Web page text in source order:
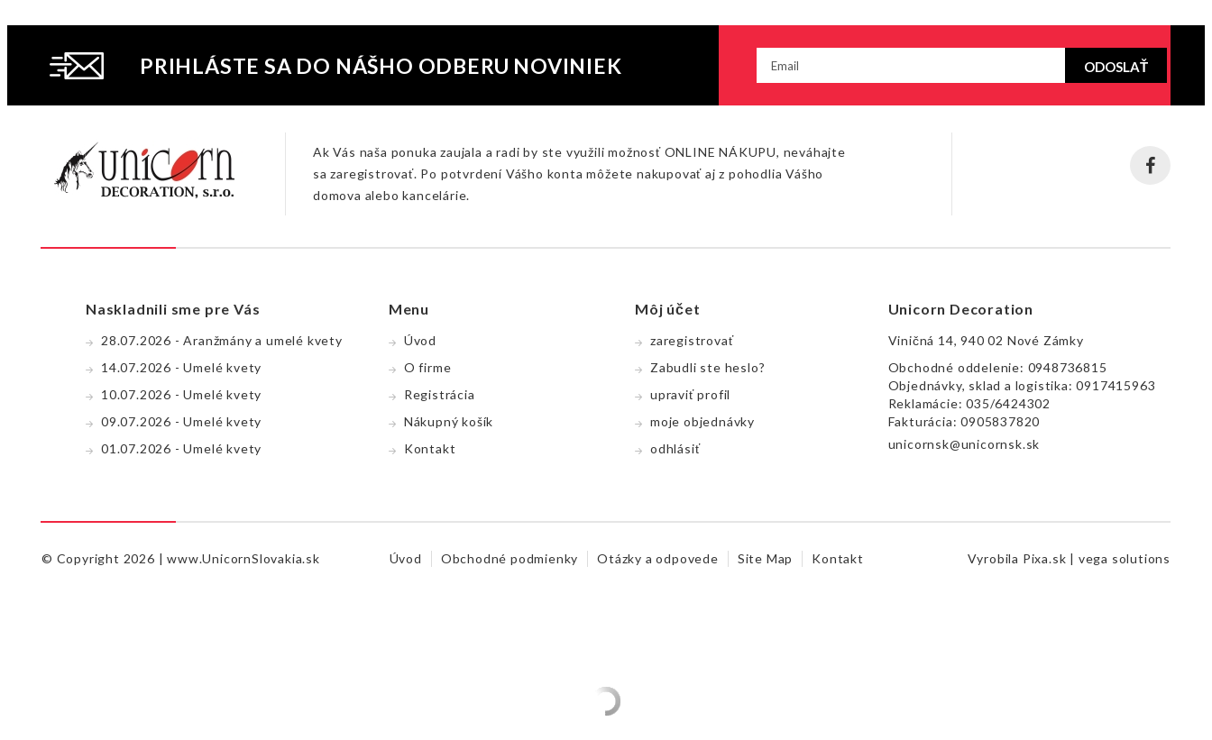
PRIHLÁSTE SA DO NÁŠHO ODBERU NOVINIEK ODOSLAŤ
Ak Vás naša ponuka zaujala a radi by ste využili možnosť ONLINE NÁKUPU, neváhajte
sa zaregistrovať. Po potvrdení Vášho konta môžete nakupovať aj z pohodlia Vášho
domova alebo kancelárie.
Naskladnili sme pre Vás
28.07.2026 - Aranžmány a umelé kvety
14.07.2026 - Umelé kvety
10.07.2026 - Umelé kvety
09.07.2026 - Umelé kvety
01.07.2026 - Umelé kvety
Menu
Úvod
O firme
Registrácia
Nákupný koší­k
Kontakt
Môj účet
zaregistrovať
Zabudli ste heslo?
upraviť profil
moje objednávky
odhlásiť
Unicorn Decoration
Viničná 14, 940 02 Nové Zámky
Obchodné oddelenie: 0948736815
Objednávky, sklad a logistika:0917415963
Reklamácie:035/6424302
Fakturácia:0905837820
unicornsk@unicornsk.sk
© Copyright 2026 |www.UnicornSlovakia.sk Úvod Obchodné podmienky Otázky a odpovede Site Map Kontakt Vyrobila Pixa.sk | vega solutions